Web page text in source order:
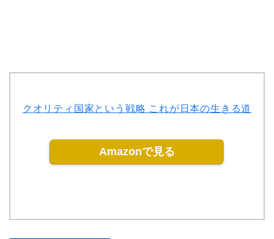
クオリティ国家という戦略 これが日本の生きる道
Amazonで見る